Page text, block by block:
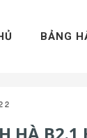
BẢNG